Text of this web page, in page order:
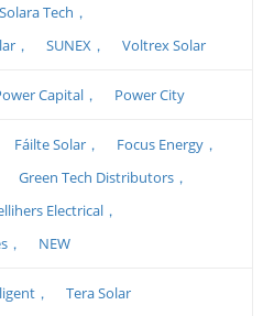
Solara Tech，
，
SUNEX， Voltrex Solar
Capital， Power City
Fáilte Solar，
Focus Energy，
Green Tech Distributors，
Electrical，
NEW
， Tera Solar